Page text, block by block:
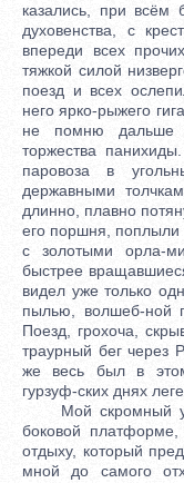
казались, при всём
духовенства, с
впереди всех
тяжкой силой
поезд и всех
него ярко-рыжего
не помню дальше
торжества
паровоза в
державными
длинно, плавно
его поршня, поплыли
с золотыми орла-
быстрее
видел уже только
пылью, волшеб-ной
Поезд, грохоча,
траурный бег через
же весь был в
гурзуф-ских днях
Мой скромный
боковой
отдыху, который
мной до самого